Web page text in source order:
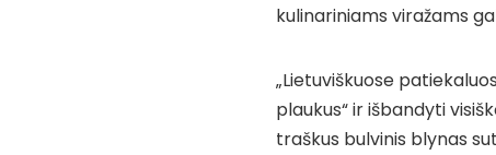
kulinariniams viražams
„Lietuviškuose
plaukus“ ir išbandyti
traškus bulvinis blynas